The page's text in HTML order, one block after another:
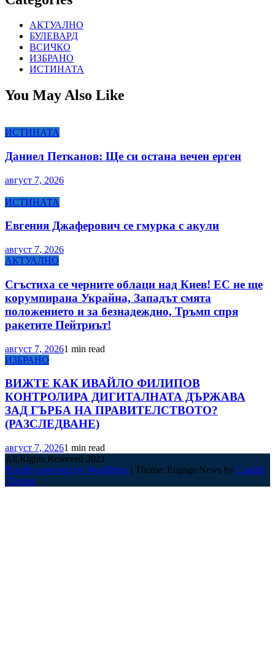
АКТУАЛНО
БУЛЕВАРД
ВСИЧКО
ИЗБРАНО
ИСТИНАТА
You May Also Like
ИСТИНАТА
Даниел Петканов: Ще си остана вечен ерген
август 7, 2026
ИСТИНАТА
Евгения Джаферович се гмурка с акули
август 7, 2026
АКТУАЛНО
Сгъстиха се черните облаци над Киев! ЕС не ще
корумпирана Украйна, Западът смята
положението и за безнадеждно, Тръмп спря
ракетите Пейтриът!
август 7, 20261 min read
ИЗБРАНО
ВИЖТЕ КАК ИВАЙЛО ФИЛИПОВ
КОНТРОЛИРА ДИГИТАЛНАТА ДЪРЖАВА
ЗАД ГЪРБА НА ПРАВИТЕЛСТВОТО?
(РАЗСЛЕДВАНЕ)
август 7, 20261 min read
All Rights Reserved 2021.
Proudly powered by WordPress | Theme: Engage News by Candid
Themes.